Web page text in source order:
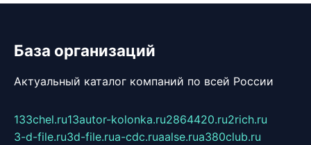
База организаций
Актуальный каталог компаний по всей России
133chel.ru13autor-kolonka.ru2864420.ru2rich.ru
3-d-file.ru3d-file.rua-cdc.ruaalse.rua380club.ru